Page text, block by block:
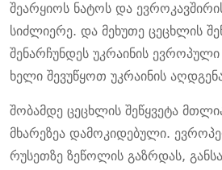
შეარყიოს ნატოს და
სიძლიერე. და მეხუთე ცეცხლის
შენარჩუნდეს უკრაინის ევროპული
ხელი შევუწყოთ უკრაინის
შობამდე ცეცხლის შეწყვეტა
მხარეზეა დამოკიდებული.
რუსეთზე ზეწოლის გაზრდას,